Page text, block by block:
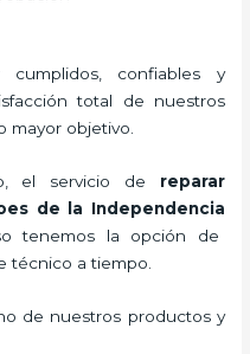
cumplidos, confiables y
total de nuestros
mayor objetivo.
el servicio de reparar
de la Independencia
tenemos la opción de
técnico a tiempo.
de nuestros productos y